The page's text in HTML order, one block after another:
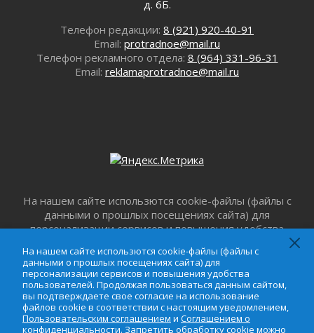
Болезнь девственниц и вампиров
01 августа 2026
Безмолвный крик о помощи
Все силы в кулак
01 августа 2026
01 августа 2026
Один в поле — не воин
01 августа 2026
Пик топливного кризиса в регионе прошёл
31 июля 2026
д. 6Б.
Телефон редакции: 8 (921) 920-40-91
Email: protradnoe@mail.ru
Телефон рекламного отдела: 8 (964) 331-96-31
Email: reklamaprotradnoe@mail.ru
На нашем сайте использются cookie-файлы (файлы с
данными о прошлых посещениях сайта) для
персонализации сервисов и повышения удобства
сайтом, вы подтверждаете свое согласие на
использование файлов cookie в соответствии с
настоящим уведомлением,Пользовательским
соглашениемиСоглашением о
конфиденциальности. Запретить обработку cookie
можно в настройке браузера.
На нашем сайте использются cookie-файлы (файлы с
данными о прошлых посещениях сайта) для
персонализации сервисов и повышения удобства
пользователей. Продолжая пользоваться данным сайтом,
вы подтверждаете свое согласие на использование
файлов cookie в соответствии с настоящим уведомлением,
Пользовательским соглашением и Соглашением о
конфиденциальности. Запретить обработку cookie можно